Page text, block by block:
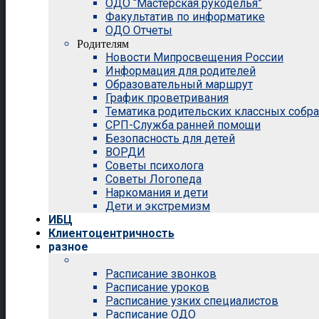
ОДО “Мастерская рукоделья”
Факультатив по информатике
ОДО Отчеты
Родителям
Новости Мипросвещения России
Информация для родителей
Образовательный маршрут
График проветривания
Тематика родительских классных
СРП-Служба ранней помощи
Безопасность для детей
ВОРДИ
Советы психолога
Советы Логопеда
Наркомания и дети
Дети и экстремизм
ИБЦ
Клиентоцентричность
разное
Расписание звонков
Расписание уроков
Расписание узких специалистов
Расписание ОДО